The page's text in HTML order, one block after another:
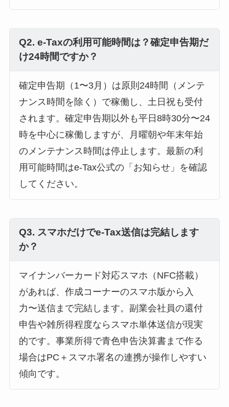
Q2. e-Taxの利用可能時間は？確定申告期だ
け24時間ですか？
確定申告期（1〜3月）は原則24時間（メンテ
ナンス時間を除く）で稼働し、土日祝も受付
されます。確定申告期以外も平日8時30分〜24
時を中心に稼働しますが、月曜朝や年末年始
のメンテナンス時間は停止します。最新の利
用可能時間はe-Tax公式の「お知らせ」を確認
してください。
Q3. スマホだけでe-Tax送信は完結します
か？
マイナンバーカード対応スマホ（NFC搭載）
があれば、作成コーナーのスマホ版から入
力〜送信まで完結します。副業会社員の還付
申告や雑所得程度ならスマホ単体送信が現実
的です。事業所得で青色申告決算書まで作る
場合はPC＋スマホ署名の連携が操作しやすい
傾向です。